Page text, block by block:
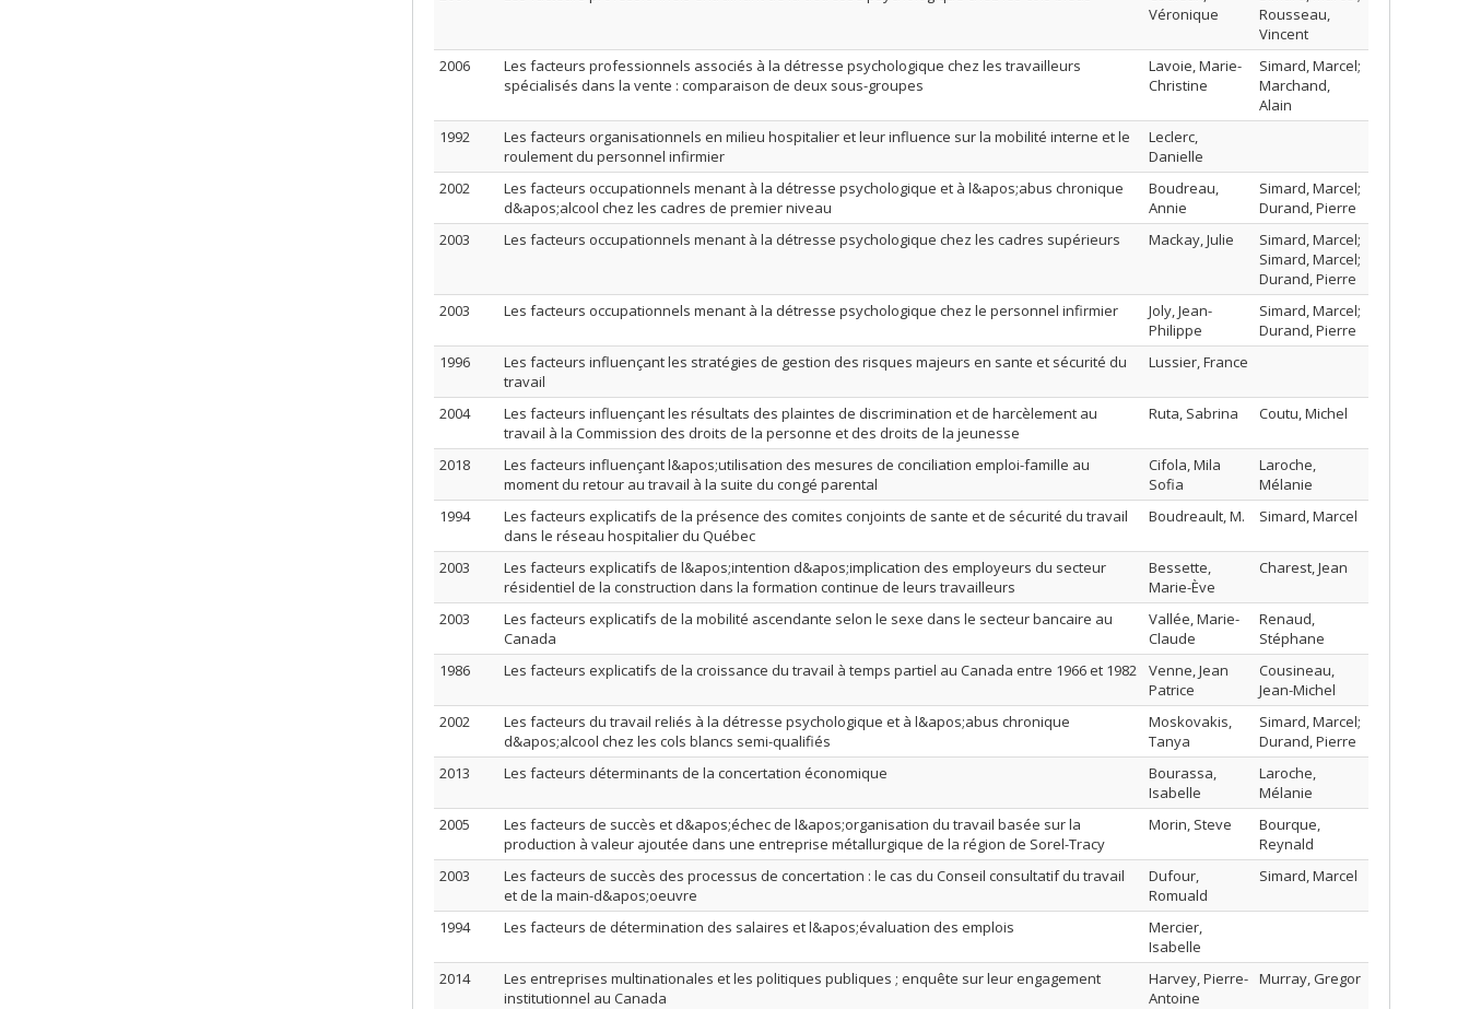
Véronique
Rousseau,
Vincent
2006
Les facteurs professionnels associés à la détresse psychologique chez les travailleurs
spécialisés dans la vente : comparaison de deux sous-groupes
Lavoie, Marie-
Christine
Simard, Marcel;
Marchand,
Alain
1992
Les facteurs organisationnels en milieu hospitalier et leur influence sur la mobilité interne et le
roulement du personnel infirmier
Leclerc,
Danielle
2002
Les facteurs occupationnels menant à la détresse psychologique et à l&apos;abus chronique
d&apos;alcool chez les cadres de premier niveau
Boudreau,
Annie
Simard, Marcel;
Durand, Pierre
2003
Les facteurs occupationnels menant à la détresse psychologique chez les cadres supérieurs Mackay, Julie
Simard, Marcel;
Simard, Marcel;
Durand, Pierre
2003
Les facteurs occupationnels menant à la détresse psychologique chez le personnel infirmier
Joly, Jean-
Philippe
Simard, Marcel;
Durand, Pierre
1996
Les facteurs influençant les stratégies de gestion des risques majeurs en sante et sécurité du
travail
Lussier, France
2004
Les facteurs influençant les résultats des plaintes de discrimination et de harcèlement au
travail à la Commission des droits de la personne et des droits de la jeunesse
Ruta, Sabrina Coutu, Michel
2018
Les facteurs influençant l&apos;utilisation des mesures de conciliation emploi-famille au
moment du retour au travail à la suite du congé parental
Cifola, Mila
Sofia
Laroche,
Mélanie
1994
Les facteurs explicatifs de la présence des comites conjoints de sante et de sécurité du travail
dans le réseau hospitalier du Québec
Boudreault, M. Simard, Marcel
2003
Les facteurs explicatifs de l&apos;intention d&apos;implication des employeurs du secteur
résidentiel de la construction dans la formation continue de leurs travailleurs
Bessette,
Marie-Ève
Charest, Jean
2003
Les facteurs explicatifs de la mobilité ascendante selon le sexe dans le secteur bancaire au
Canada
Vallée, Marie-
Claude
Renaud,
Stéphane
1986
Les facteurs explicatifs de la croissance du travail à temps partiel au Canada entre 1966 et 1982
Venne, Jean
Patrice
Cousineau,
Jean-Michel
2002
Les facteurs du travail reliés à la détresse psychologique et à l&apos;abus chronique
d&apos;alcool chez les cols blancs semi-qualifiés
Moskovakis,
Tanya
Simard, Marcel;
Durand, Pierre
2013
Les facteurs déterminants de la concertation économique
Bourassa,
Isabelle
Laroche,
Mélanie
2005
Les facteurs de succès et d&apos;échec de l&apos;organisation du travail basée sur la
production à valeur ajoutée dans une entreprise métallurgique de la région de Sorel-Tracy
Morin, Steve
Bourque,
Reynald
2003
Les facteurs de succès des processus de concertation : le cas du Conseil consultatif du travail
et de la main-d&apos;oeuvre
Dufour,
Romuald
Simard, Marcel
1994 Les facteurs de détermination des salaires et l&apos;évaluation des emplois
Mercier,
Isabelle
2014
Les entreprises multinationales et les politiques publiques ; enquête sur leur engagement
institutionnel au Canada
Harvey, Pierre-
Antoine
Murray, Gregor